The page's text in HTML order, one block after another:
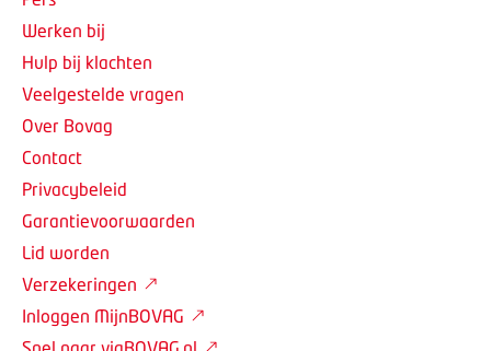
Werken bij
Hulp bij klachten
Veelgestelde vragen
Over Bovag
Contact
Privacybeleid
Garantievoorwaarden
Lid worden
Verzekeringen
Inloggen MijnBOVAG